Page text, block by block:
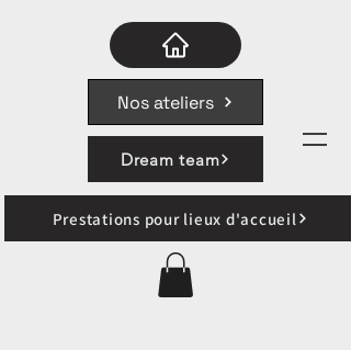
Nos ateliers
Dream team
Prestations pour lieux d'accueil